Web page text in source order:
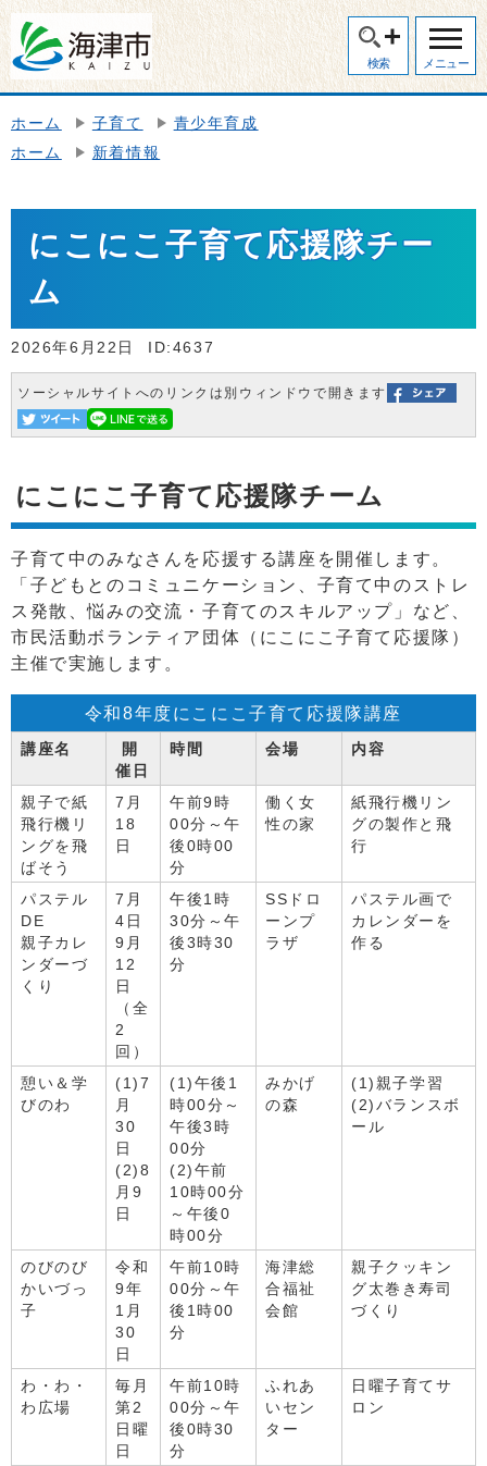
検索 メニュー
ホーム 子育て
青少年育成
ホーム
新着情報
にこにこ子育て応援隊チー
ム
2026年6月22日 ID:4637
ソーシャルサイトへのリンクは別ウィンドウで開きます
にこにこ子育て応援隊チーム
子育て中のみなさんを応援する講座を開催します。
「子どもとのコミュニケーション、子育て中のストレ
ス発散、悩みの交流・子育てのスキルアップ」など、
市民活動ボランティア団体（にこにこ子育て応援隊）
主催で実施します。
令和8年度にこにこ子育て応援隊講座
講座名
開
催日
時間 会場 内容
親子で紙
飛行機リ
ングを飛
ばそう
7月
18
日
午前9時
00分～午
後0時00
分
働く女
性の家
紙飛行機リン
グの製作と飛
行
パステル
DE
親子カレ
ンダーづ
くり
7月
4日
9月
12
日
（全
2
回）
午後1時
30分～午
後3時30
分
SSドロ
ーンプ
ラザ
パステル画で
カレンダーを
作る
憩い＆学
びのわ
(1)7
月
30
日
(2)8
月9
日
(1)午後1
時00分～
午後3時
00分
(2)午前
10時00分
～午後0
時00分
みかげ
の森
(1)親子学習
(2)バランスボ
ール
のびのび
かいづっ
子
令和
9年
1月
30
日
午前10時
00分～午
後1時00
分
海津総
合福祉
会館
親子クッキン
グ太巻き寿司
づくり
わ・わ・
わ広場
毎月
第2
日曜
日
午前10時
00分～午
後0時30
分
ふれあ
いセン
ター
日曜子育てサ
ロン